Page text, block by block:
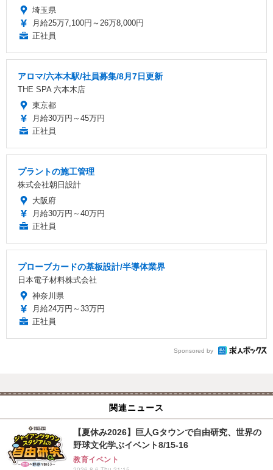
埼玉県
月給25万7,100円～26万8,000円
正社員
アロマ/六本木駅/社員募集/8月7日更新
THE SPA 六本木店
東京都
月給30万円～45万円
正社員
プラントの施工管理
株式会社朝日設計
大阪府
月給30万円～40万円
正社員
プローブカードの基板設計/半導体業界
日本電子材料株式会社
神奈川県
月給24万円～33万円
正社員
Sponsored by
関連ニュース
【夏休み2026】巨人Gタウンで自由研究、世界の
野球文化学ぶイベント8/15-16
教育イベント